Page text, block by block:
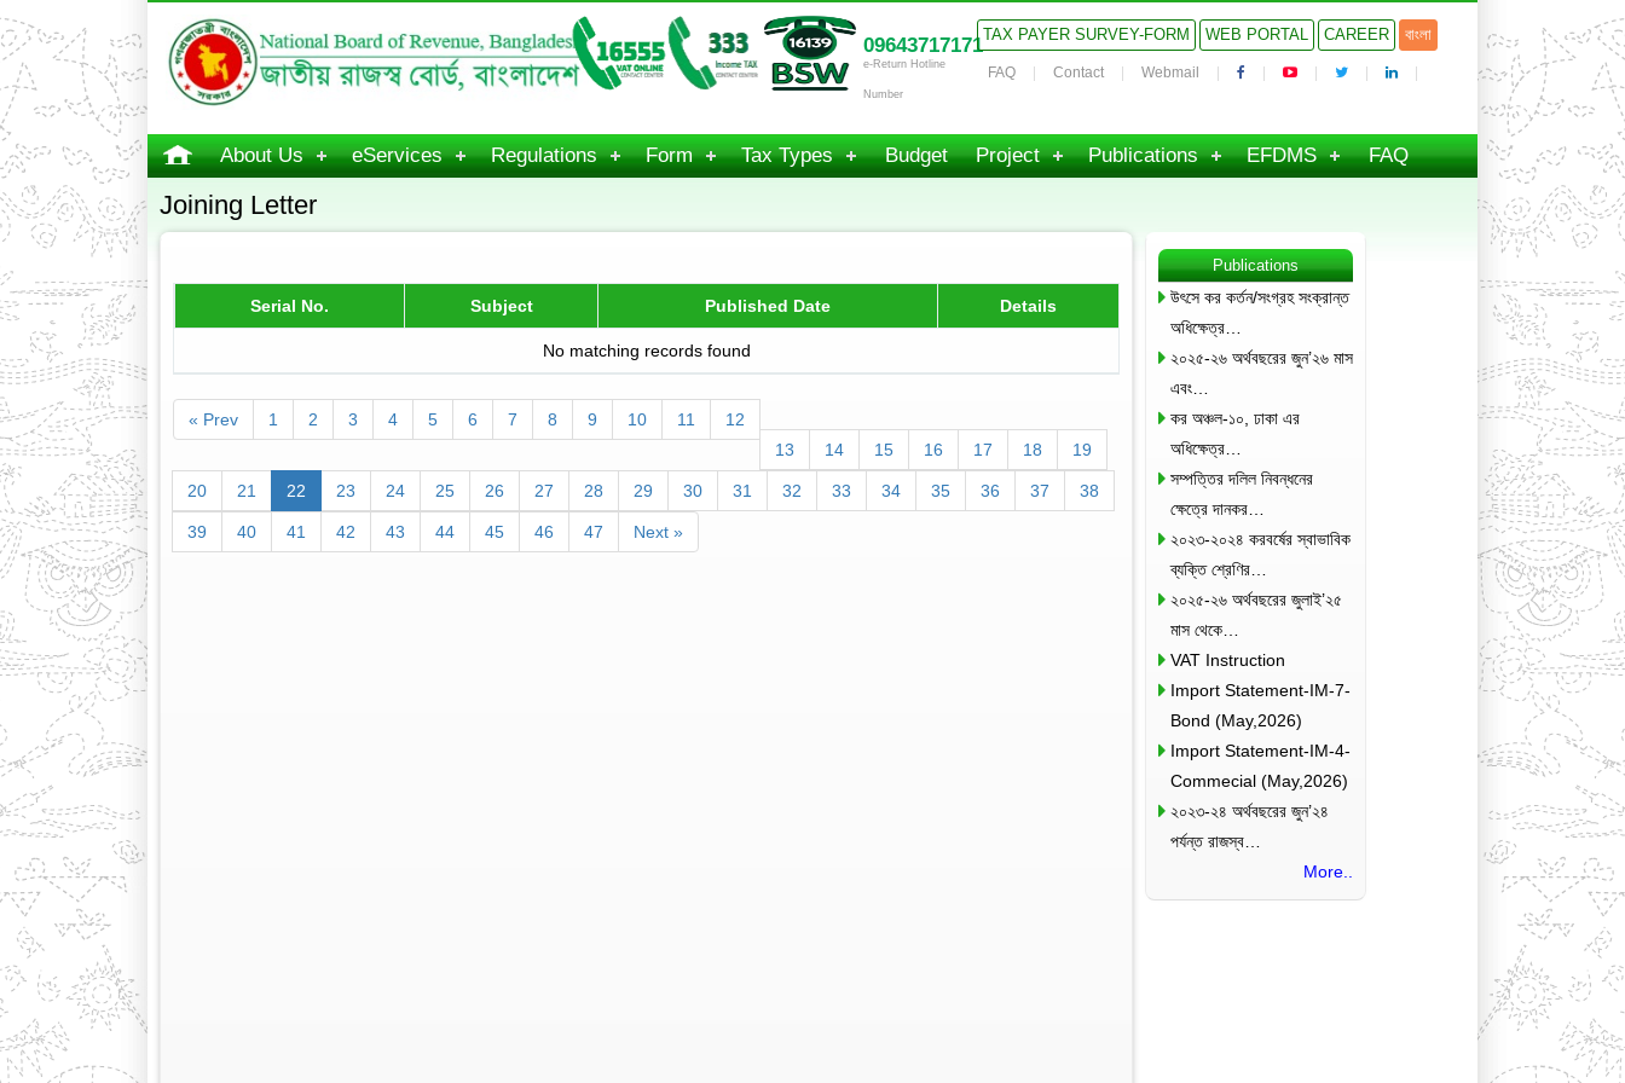
09643717171
e-Return Hotline
Number
TAX PAYER SURVEY-FORM WEB PORTAL CAREER বাংলা
FAQ Contact Webmail
About Us eServices Regulations Form Tax Types Budget Project Publications EFDMS FAQ
Joining Letter
Serial No. Subject Published Date Details
No matching records found
« Prev 1 2 3 4 5 6 7 8 9 10 11
12
13
14 15 16 17 18 19
20 21 22 23 24 25 26 27 28 29 30 31 32 33 34 35 36 37 38
39 40 41 42 43 44 45 46 47 Next »
Publications
উৎসে কর কর্তন/সংগ্রহ সংক্রান্ত
অধিক্ষেত্র…
২০২৫-২৬ অর্থবছরের জুন’২৬ মাস
এবং…
কর অঞ্চল-১০, ঢাকা এর
অধিক্ষেত্র…
সম্পত্তির দলিল নিবন্ধনের
ক্ষেত্রে দানকর…
২০২৩-২০২৪ করবর্ষের স্বাভাবিক
ব্যক্তি শ্রেণির…
২০২৫-২৬ অর্থবছরের জুলাই’২৫
মাস থেকে…
VAT Instruction
Import Statement-IM-7-
Bond (May,2026)
Import Statement-IM-4-
Commecial (May,2026)
২০২৩-২৪ অর্থবছরের জুন’২৪
পর্যন্ত রাজস্ব…
More..